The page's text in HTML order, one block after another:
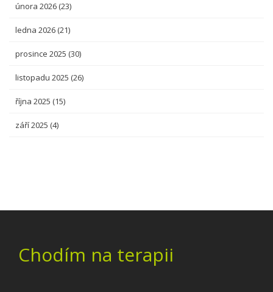
února 2026 (23)
ledna 2026 (21)
prosince 2025 (30)
listopadu 2025 (26)
října 2025 (15)
září 2025 (4)
Chodím na terapii